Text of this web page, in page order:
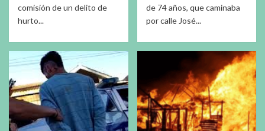
comisión de un delito de
hurto...
de 74 años, que caminaba
por calle José...